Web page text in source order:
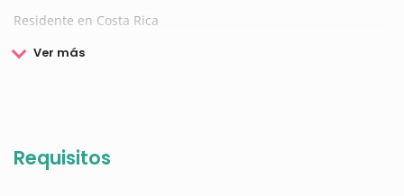
Residente en Costa Rica
Ver más
Requisitos